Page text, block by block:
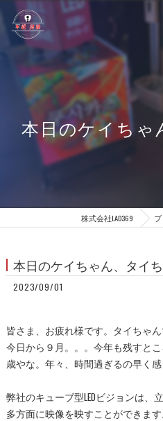
本日のケイち
株式会社LAD369
本日のケイちゃん、タイ
2023/09/01
皆さま、お疲れ様です。タイちゃん
今日から９月。。。今年も残すとこ
歳やな。年々、時間過ぎるの早く
弊社のキューブ型LEDビジョンは
多方面に映像を映すことができます